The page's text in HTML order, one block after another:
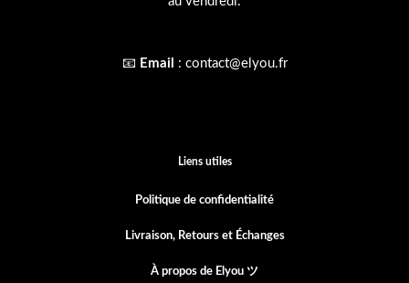
📧 Email : contact@elyou.fr
Liens utiles
Politique de confidentialité
Livraison, Retours et Échanges
À propos de Elyou ツ